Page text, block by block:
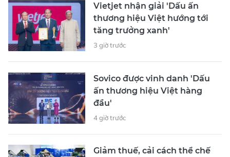
Vietjet nhận giải 'Dấu ấn
thương hiệu Việt hướng tới
tăng trưởng xanh'
3 giờ trước
Sovico được vinh danh 'Dấu
ấn thương hiệu Việt hàng
đầu'
4 giờ trước
Giảm thuế, cải cách thể chế